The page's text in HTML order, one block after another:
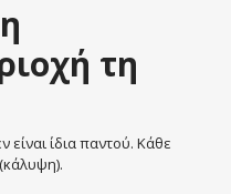
τη
ίδια παντού. Κάθε